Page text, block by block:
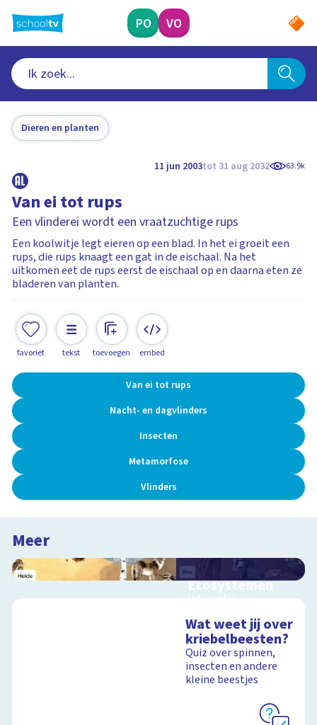
naar
hoofdinhoud
PO VO
Dieren en planten
11 jun 2003tot 31 aug 2032 63.9k
Van ei tot rups
Een vlinderei wordt een vraatzuchtige rups
Een koolwitje legt eieren op een blad. In het ei groeit een
rups, die rups knaagt een gat in de eischaal. Na het
uitkomen eet de rups eerst de eischaal op en daarna eten ze
bladeren van planten.
favoriet tekst toevoegen embed
Van ei tot rups
Nacht- en dagvlinders
Insecten
Metamorfose
Vlinders
Meer
Ecosystemen
Interactieve
Veluwe
Schoolplaat
Wat weet jij over
kriebelbeesten?
Quiz over spinnen,
insecten en andere
kleine beestjes